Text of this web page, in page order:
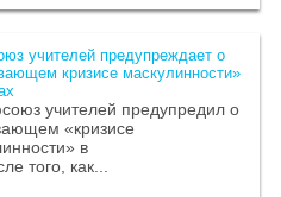
учителей предупреждает о
кризисе маскулинности»
учителей предупредил о
«кризисе
в
того, как...